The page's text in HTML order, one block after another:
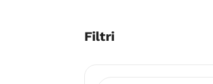
Filtri